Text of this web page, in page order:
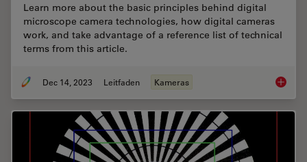
Learn more about the basic principles behind digital
microscope camera technologies, how digital cameras
work, and take advantage of a reference list of technical
terms from this article.
Dec 14, 2023 Leitfaden Kameras